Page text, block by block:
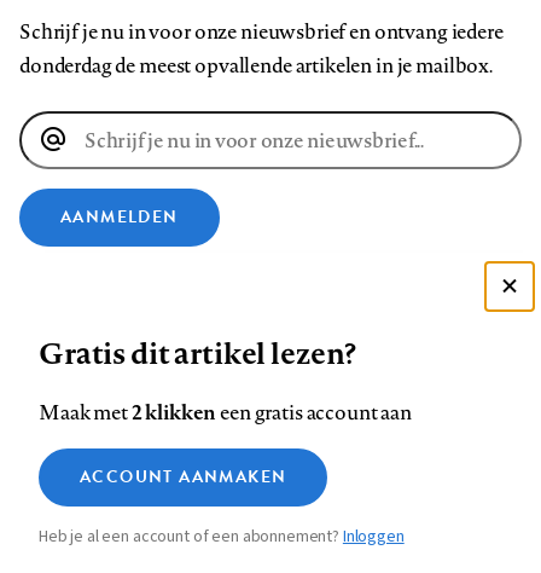
Schrijf je nu in voor onze nieuwsbrief en ontvang iedere
donderdag de meest opvallende artikelen in je mailbox.
E-
mailadres
AANMELDEN
ons
op
Facebook
ons
op
LinkedIn
ons
op
Bluesky
ons
op
Instagram
ons
op
YouTube
ons
Footer
navigation
Contact Colofon Disclaimer Privacy
Medische vragen verdienen
betrouwbare antwoorden
Zie onze cookie policy
Analytische cookies
Marketing cookies
Gratis dit artikel lezen?
Maak met2 klikkeneen gratis account aan
ACCOUNT AANMAKEN
Heb je al een account of een abonnement?Inloggen